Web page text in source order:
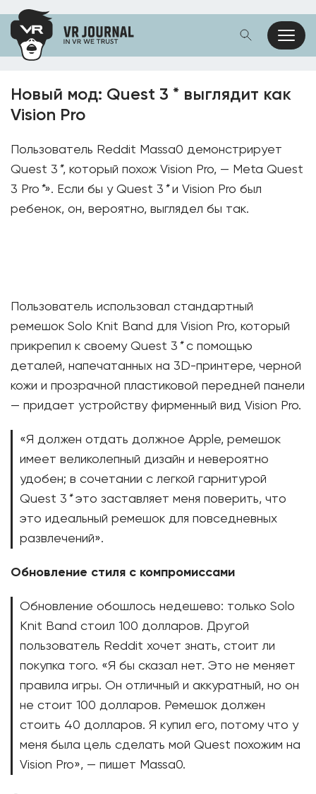
Новый мод: Quest 3 * выглядит как
Vision Pro
Пользователь Reddit Massa0 демонстрирует
Quest 3 *, который похож Vision Pro, — Meta Quest
3 Pro *». Если бы у Quest 3 *и Vision Pro был
ребенок, он, вероятно, выглядел бы так.
Пользователь использовал стандартный
ремешок Solo Knit Band для Vision Pro, который
прикрепил к своему Quest 3 *с помощью
деталей, напечатанных на 3D-принтере, черной
кожи и прозрачной пластиковой передней панели
— придает устройству фирменный вид Vision Pro.
«Я должен отдать должное Apple, ремешок
имеет великолепный дизайн и невероятно
удобен; в сочетании с легкой гарнитурой
Quest 3 *это заставляет меня поверить, что
это идеальный ремешок для повседневных
развлечений».
Обновление стиля с компромиссами
Обновление обошлось недешево: только Solo
Knit Band стоил 100 долларов. Другой
пользователь Reddit хочет знать, стоит ли
покупка того. «Я бы сказал нет. Это не меняет
правила игры. Он отличный и аккуратный, но он
не стоит 100 долларов. Ремешок должен
стоить 40 долларов. Я купил его, потому что у
меня была цель сделать мой Quest похожим на
Vision Pro», — пишет Massa0.